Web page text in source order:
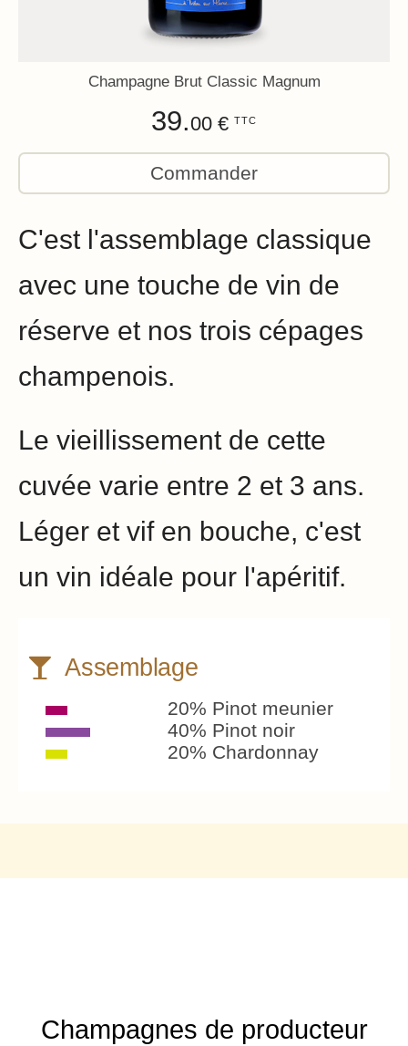
Champagne Brut Classic Magnum
39.00 € TTC
Commander
C'est l'assemblage classique
avec une touche de vin de
réserve et nos trois cépages
champenois.
Le vieillissement de cette
cuvée varie entre 2 et 3 ans.
Léger et vif en bouche, c'est
un vin idéale pour l'apéritif.
Assemblage
20% Pinot meunier
40% Pinot noir
20% Chardonnay
Champagnes de producteur